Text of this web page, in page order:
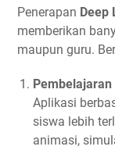
Penerapan Deep
memberikan
maupun guru.
Aplikasi
siswa lebih
animasi,